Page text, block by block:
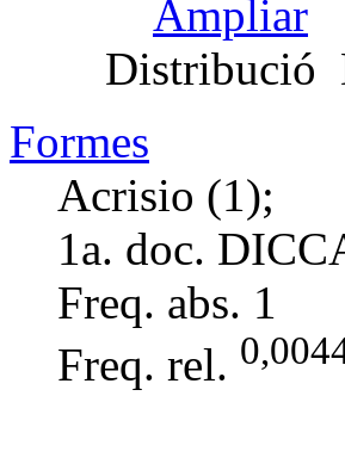
Ampliar
Distribució
Formes
Acrisio (1);
1a. doc.
Freq. abs. 1
Freq. rel.